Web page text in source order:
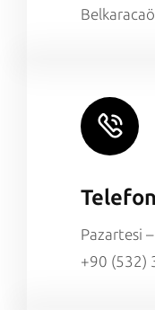
Telefon
Pazartesi
+90 (532)